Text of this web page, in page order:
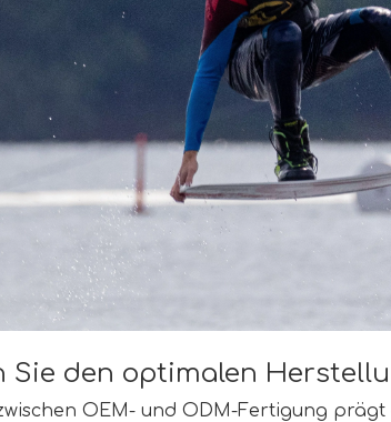
Sie den optimalen
OEM- und ODM-Fertigung